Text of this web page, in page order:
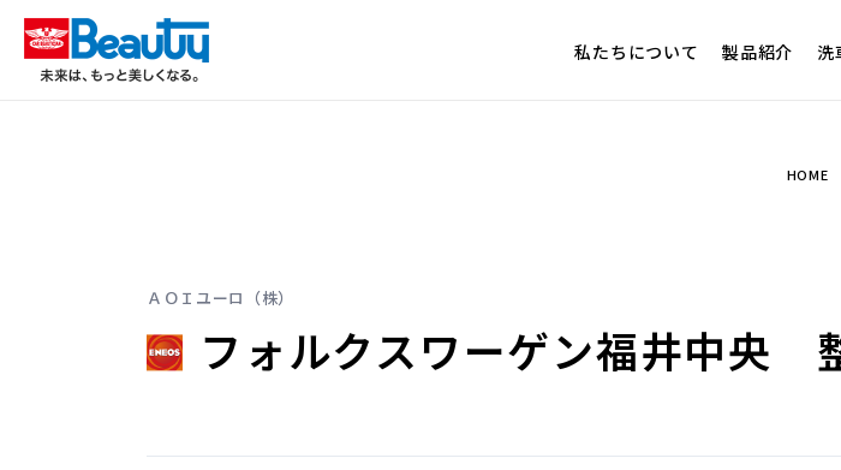
私たちについて 製品紹介 洗
HOME
ＡＯＩユーロ（株）
フォルクスワーゲン福井中央